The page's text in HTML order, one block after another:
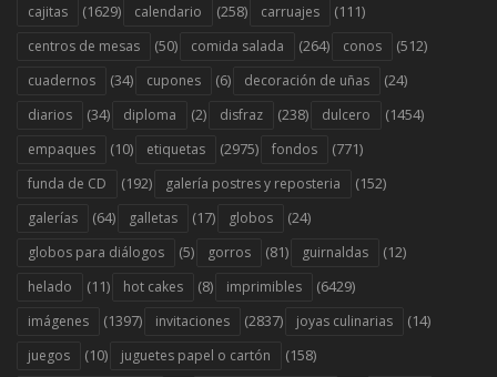
cajitas (1629) calendario (258) carruajes (111)
centros de mesas (50) comida salada (264) conos (512)
cuadernos (34) cupones (6) decoración de uñas (24)
diarios (34) diploma (2) disfraz (238) dulcero (1454)
empaques (10) etiquetas (2975) fondos (771)
funda de CD (192) galería postres y reposteria (152)
galerías (64) galletas (17) globos (24)
globos para diálogos (5) gorros (81) guirnaldas (12)
helado (11) hot cakes (8) imprimibles (6429)
imágenes (1397) invitaciones (2837) joyas culinarias (14)
juegos (10) juguetes papel o cartón (158)